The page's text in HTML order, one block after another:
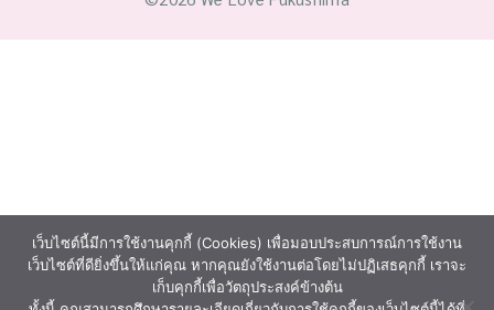
เว็บไซต์นี้มีการใช้งานคุกกี้ (Cookies) เพื่อมอบประสบการณ์การใช้งาน
เว็บไซต์ที่ดียิ่งขึ้นให้แก่คุณ หากคุณยังใช้งานต่อโดยไม่ปฏิเสธคุกกี้ เราจะ
เก็บคุกกี้เพื่อวัตถุประสงค์ข้างต้น